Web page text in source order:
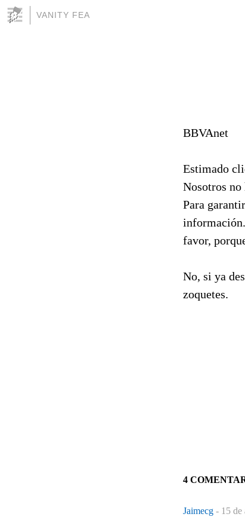
VANITY FEA
BBVAnet
Estimado
Nosotros no
Para
favor,
No, si ya
zoquetes.
4
Jaimecg - 15 de